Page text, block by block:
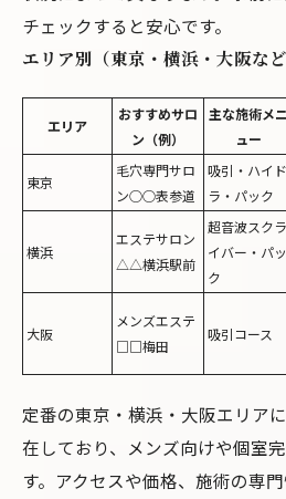
チェックすると安心です。
エリア別（東京・横浜・大阪な
エリア
おすすめサロ
ン（例）
主な施術メニ
ュー
東京
毛穴専門サロ
ン○○表参道
吸引・ハイド
ラ・パック
横浜
エステサロン
△△横浜駅前
超音波スクラ
イバー・パッ
ク
大阪
メンズエステ
□□梅田
吸引コース
定番の東京・横浜・大阪エリア
在しており、メンズ向けや個室
す。アクセスや価格、施術の専